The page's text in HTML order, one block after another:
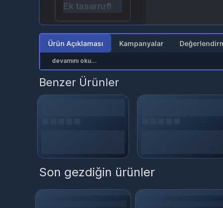
Ek tasarruf!
Ürün Açıklaması Kampanyalar
devamını oku...
Benzer Ürünler
Son gezdiğin ürünler